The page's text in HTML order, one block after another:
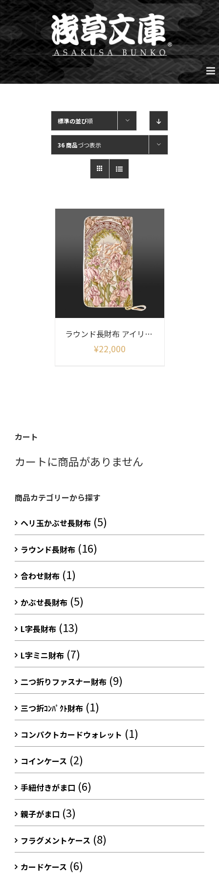
Skip
to
content
標準の並び順
36 商品づつ表示
ラウンド長財布 アイリス柄
¥22,000
カート
カートに商品がありません
商品カテゴリーから探す
ヘリ玉かぶせ長財布 (5)
ラウンド長財布 (16)
合わせ財布 (1)
かぶせ長財布 (5)
L字長財布 (13)
L字ミニ財布 (7)
二つ折りファスナー財布 (9)
三つ折ｺﾝﾊﾟｸﾄ財布 (1)
コンパクトカードウォレット (1)
コインケース (2)
手紐付きがま口 (6)
親子がま口 (3)
フラグメントケース (8)
カードケース (6)